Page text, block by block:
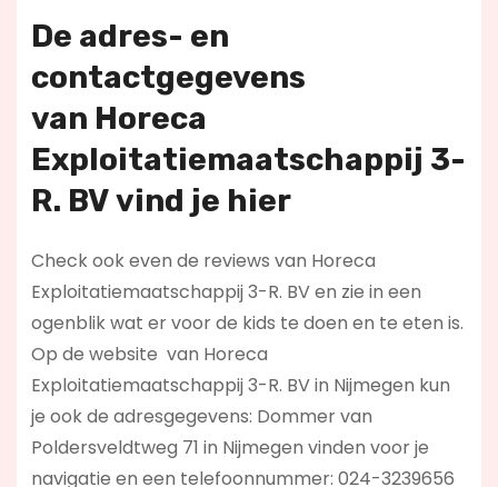
De adres- en
contactgegevens
van Horeca
Exploitatiemaatschappij 3-
R. BVvind je hier
Check ook even de reviews van Horeca
Exploitatiemaatschappij 3-R. BV en zie in een
ogenblik wat er voor de kids te doen en te eten is.
Op de website van Horeca
Exploitatiemaatschappij 3-R. BV in Nijmegen kun
je ook de adresgegevens: Dommer van
Poldersveldtweg 71 in Nijmegen vinden voor je
navigatie en een telefoonnummer: 024-3239656